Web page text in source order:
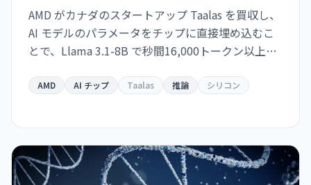
AMD がカナダのスタートアップ Taalas を買収し、
AI モデルのパラメータをチップに直接埋め込むこ
とで、Llama 3.1-8B で秒間16,000トークン以上の
推論チップの開発競争が激化しています。
AMD AI チップ Taalas 推論 シリコン